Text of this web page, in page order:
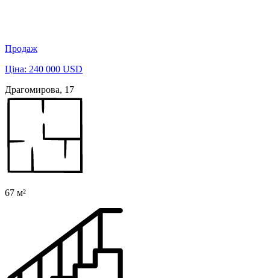
Продаж
Ціна: 240 000 USD
Драгомирова, 17
67 м²